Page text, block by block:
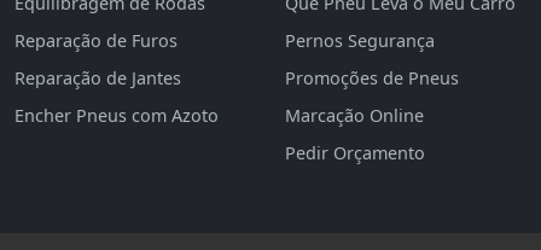
Reparação de Furos
Reparação de Jantes
Encher Pneus com Azoto
Pernos Segurança
Promoções de Pneus
Marcação Online
Pedir Orçamento